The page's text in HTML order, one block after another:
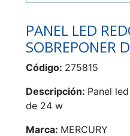
PANEL LED
SOBREPONER
Código: 275815
Descripción: Panel
de 24 w
Marca: MERCURY